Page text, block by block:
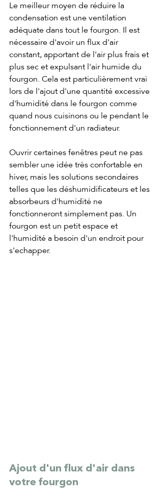
Le meilleur moyen de réduire la
condensation est une ventilation
adéquate dans tout le fourgon. Il est
nécessaire d'avoir un flux d'air
constant, apportant de l'air plus frais et
plus sec et expulsant l'air humide du
fourgon. Cela est particulièrement vrai
lors de l'ajout d'une quantité excessive
d'humidité dans le fourgon comme
quand nous cuisinons ou le pendant le
fonctionnement d'un radiateur.
Ouvrir certaines fenêtres peut ne pas
sembler une idée très confortable en
hiver, mais les solutions secondaires
telles que les déshumidificateurs et les
absorbeurs d'humidité ne
fonctionneront simplement pas. Un
fourgon est un petit espace et
l'humidité a besoin d'un endroit pour
s'echapper.
Ajout d'un flux d'air dans
votre fourgon